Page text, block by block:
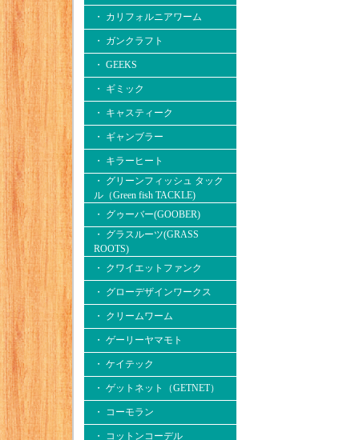
・ カリフォルニアワーム
・ ガンクラフト
・ GEEKS
・ ギミック
・ キャスティーク
・ ギャンブラー
・ キラーヒート
・ グリーンフィッシュ タック
ル（Green fish TACKLE)
・ グゥーバー(GOOBER)
・ グラスルーツ(GRASS
ROOTS)
・ クワイエットファンク
・ グローデザインワークス
・ クリームワーム
・ ゲーリーヤマモト
・ ケイテック
・ ゲットネット（GETNET）
・ コーモラン
・ コットンコーデル